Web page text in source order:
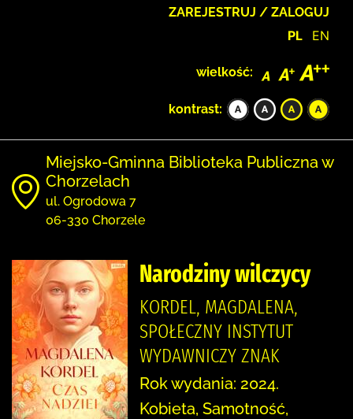
ZAREJESTRUJ / ZALOGUJ
PL EN
wielkość:
kontrast:
Miejsko-Gminna Biblioteka Publiczna w
Chorzelach
ul. Ogrodowa 7
06-330 Chorzele
Narodziny wilczycy
KORDEL, MAGDALENA,
SPOŁECZNY INSTYTUT
WYDAWNICZY ZNAK
Rok wydania: 2024.
Kobieta, Samotność,